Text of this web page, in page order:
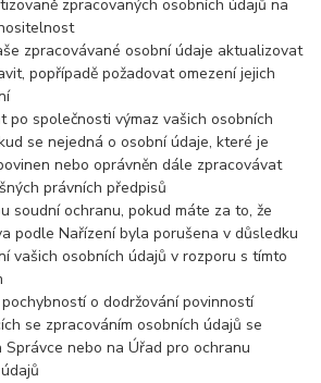
zpracovaných osobních údajů na
zpracovávané osobní údaje aktualizovat
popřípadě požadovat omezení jejich
po společnosti výmaz vašich osobních
se nejedná o osobní údaje, které je
nebo oprávněn dále zpracovávat
právních předpisů
soudní ochranu, pokud máte za to, že
podle Nařízení byla porušena v důsledku
vašich osobních údajů v rozporu s tímto
o dodržování povinností
se zpracováním osobních údajů se
nebo na Úřad pro ochranu